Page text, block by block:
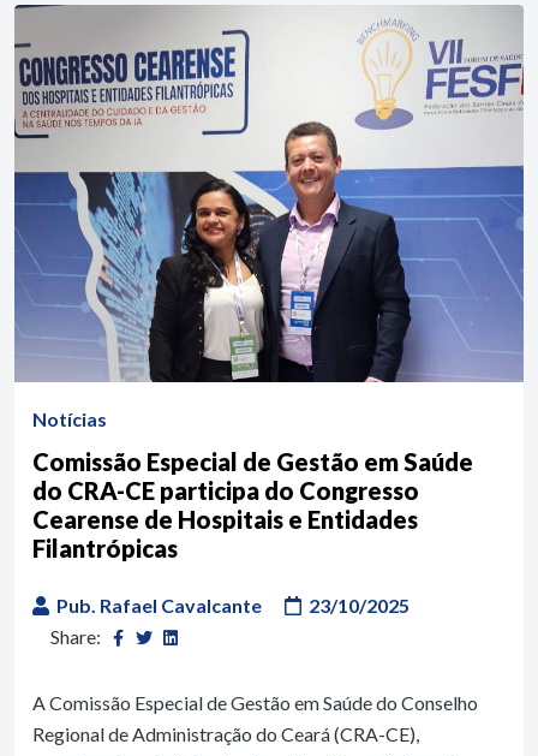
Notícias
Comissão Especial de Gestão em Saúde
do CRA-CE participa do Congresso
Cearense de Hospitais e Entidades
Filantrópicas
Pub. Rafael Cavalcante
23/10/2025
Share:
A Comissão Especial de Gestão em Saúde do Conselho
Regional de Administração do Ceará (CRA-CE),